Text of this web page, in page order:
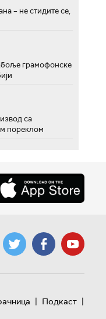
– не стидите се,
грамофонске
са
пореклом
| Подкаст |